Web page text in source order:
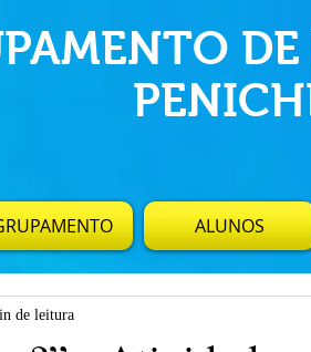
DE
ALUNOS
de leitura